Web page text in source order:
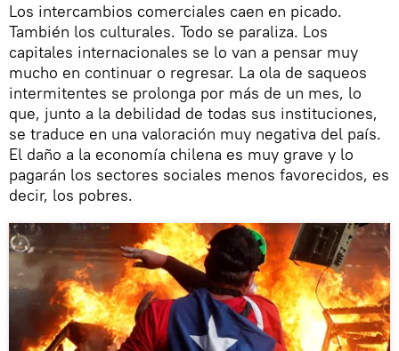
Los intercambios comerciales caen en picado.
También los culturales. Todo se paraliza. Los
capitales internacionales se lo van a pensar muy
mucho en continuar o regresar. La ola de saqueos
intermitentes se prolonga por más de un mes, lo
que, junto a la debilidad de todas sus instituciones,
se traduce en una valoración muy negativa del país.
El daño a la economía chilena es muy grave y lo
pagarán los sectores sociales menos favorecidos, es
decir, los pobres.